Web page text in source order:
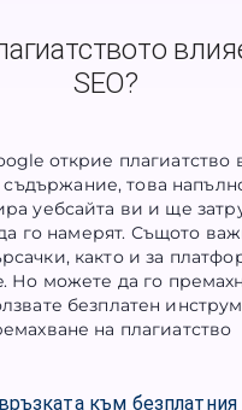
SEO?
открие плагиатство
това
уебсайта ви и ще
го намерят. Същото
както и за
Но можете да го
безплатен
на плагиатство
към безплатния